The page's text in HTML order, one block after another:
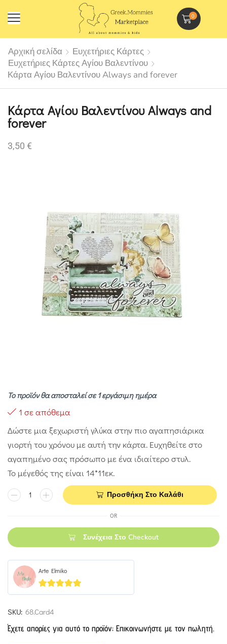
0
Αρχική σελίδα
Ευχετήριες Κάρτες
Ευχετήριες Κάρτες Αγίου Βαλεντίνου
Κάρτα Αγίου Βαλεντίνου Always and forever
Κάρτα Αγίου Βαλεντίνου Always and
forever
3,50 €
Το προϊόν θα αποσταλεί σε 1 εργάσιμη ημέρα
1 σε απόθεμα
Δώστε μια ξεχωριστή γλύκα στην πιο αγαπησιάρικα
γιορτή του χρόνου με αυτή την κάρτα. Ευχηθείτε στο
αγαπημένο σας πρόσωπο με ένα ιδιαίτερο στυλ.
Το μέγεθός της είναι 14*11εκ.
Προσθήκη Στο Καλάθι
OR
Συνέχεια Στο Checkout
Arte Elmiko
5out of 5
SKU: 68.Card4
Έχετε απορίες για αυτό το προϊόν; Επικοινωνήστε με τον πωλητή.